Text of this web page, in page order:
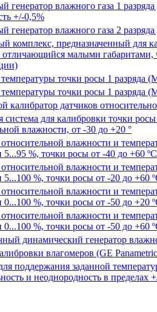
генератор влажного газа 1
+/-0,5%
генератор влажного газа 2
комплекс, предназначенный для
отличающийся малыми габаритами,
точки росы 1 разряда
точки росы 1 разряда
калибратор датчиков
система для калибровки точки
влажности, от -30 до +20 °
относительной влажности и
5...95 %, точки росы от -40 до +60
относительной влажности и
5...100 %, точки росы от -20 до +60
относительной влажности и
0...100 %, точки росы от -50 до +20
относительной влажности и
0...100 %, точки росы от -50 до +60
динамический генератор
влагомеров (GE
поддержания заданной
и неоднородность в